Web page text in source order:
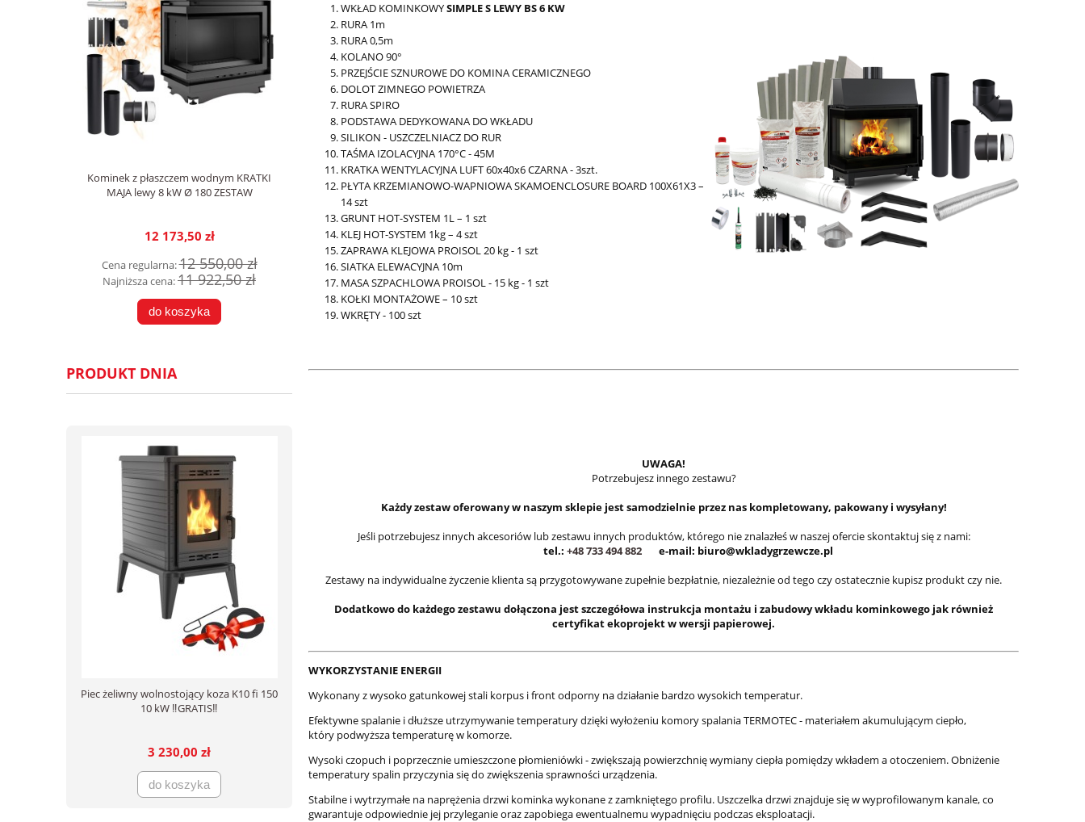
Kominek z płaszczem wodnym KRATKI
MAJA lewy 8 kW Ø 180 ZESTAW
12 173,50 zł
Cena regularna:12 550,00 zł
Najniższa cena:11 922,50 zł
do koszyka
PRODUKT DNIA
Piec żeliwny wolnostojący koza K10 fi 150
10 kW ‼️GRATIS‼️
3 230,00 zł
do koszyka
WKŁAD KOMINKOWYSIMPLE S LEWY BS 6 KW
RURA 1m
RURA 0,5m
KOLANO 90°
PRZEJŚCIE SZNUROWE DO KOMINA CERAMICZNEGO
DOLOT ZIMNEGO POWIETRZA
RURA SPIRO
PODSTAWA DEDYKOWANA DO WKŁADU
SILIKON - USZCZELNIACZ DO RUR
TAŚMA IZOLACYJNA 170°C - 45M
KRATKA WENTYLACYJNA LUFT 60x40x6 CZARNA - 3szt.
PŁYTA KRZEMIANOWO-WAPNIOWA SKAMOENCLOSURE BOARD 100X61X3 –
14 szt
GRUNT HOT-SYSTEM 1L – 1 szt
KLEJ HOT-SYSTEM 1kg – 4 szt
ZAPRAWA KLEJOWA PROISOL 20 kg - 1 szt
SIATKA ELEWACYJNA 10m
MASA SZPACHLOWA PROISOL - 15 kg - 1 szt
KOŁKI MONTAŻOWE – 10 szt
WKRĘTY - 100 szt
UWAGA!
Potrzebujesz innego zestawu?
Każdy zestaw oferowany w naszym sklepie jest samodzielnie przez nas kompletowany, pakowany i wysyłany!
Jeśli potrzebujesz innych akcesoriów lub zestawu innych produktów, którego nie znalazłeś w naszej ofercie skontaktuj się z nami:
tel.: +48 733 494 882e-mail: biuro@wkladygrzewcze.pl
Zestawy na indywidualne życzenie klienta są przygotowywane zupełnie bezpłatnie, niezależnie od tego czy ostatecznie kupisz produkt czy nie.
Dodatkowo do każdego zestawu dołączona jest szczegółowa instrukcja montażu i zabudowy wkładu kominkowego jak również
certyfikat ekoprojekt w wersji papierowej.
WYKORZYSTANIE ENERGII
Wykonany z wysoko gatunkowej stali korpus i front odporny na działanie bardzo wysokich temperatur.
Efektywne spalanie i dłuższe utrzymywanie temperatury dzięki wyłożeniu komory spalania TERMOTEC - materiałem akumulującym ciepło,
który podwyższa temperaturę w komorze.
Wysoki czopuch i poprzecznie umieszczone płomieniówki - zwiększają powierzchnię wymiany ciepła pomiędzy wkładem a otoczeniem. Obniżenie
temperatury spalin przyczynia się do zwiększenia sprawności urządzenia.
Stabilne i wytrzymałe na naprężenia drzwi kominka wykonane z zamkniętego profilu. Uszczelka drzwi znajduje się w wyprofilowanym kanale, co
gwarantuje odpowiednie jej przyleganie oraz zapobiega ewentualnemu wypadnięciu podczas eksploatacji.